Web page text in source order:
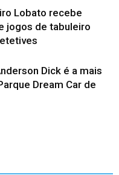
Lobato recebe
jogos de tabuleiro
Dick é a mais
Dream Car de